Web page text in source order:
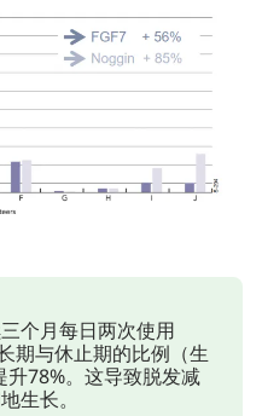
个月每日两次使用
期与休止期的比例（生
78%。这导致脱发减
生长。